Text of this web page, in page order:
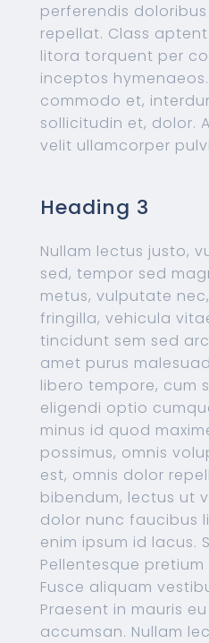
perferendis
repellat. Class
litora torquent per
inceptos
commodo et,
sollicitudin et, dolor.
velit ullamcorper
Heading 3
Nullam lectus justo,
sed, tempor sed
metus, vulputate
fringilla, vehicula
tincidunt sem sed
amet purus
libero tempore, cum
eligendi optio
minus id quod
possimus, omnis
est, omnis dolor
bibendum, lectus ut
dolor nunc faucibus
enim ipsum id lacus.
Pellentesque
Fusce aliquam
Praesent in mauris
accumsan. Nullam